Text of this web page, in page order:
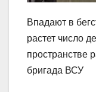
Впадают в
растет число
пространстве
бригада ВСУ